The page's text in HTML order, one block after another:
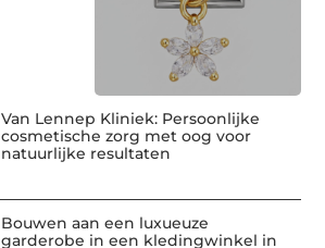
Van Lennep Kliniek: Persoonlijke
cosmetische zorg met oog voor
natuurlijke resultaten
Bouwen aan een luxueuze
garderobe in een kledingwinkel in